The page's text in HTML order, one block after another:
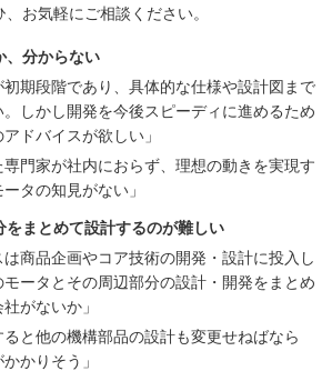
お気軽にご相談ください。
、分からない
初期段階であり、具体的な仕様や設計図まで
しかし開発を今後スピーディに進めるため
ドバイスが欲しい」
専門家が社内におらず、理想の動きを実現す
タの知見がない」
をまとめて設計するのが難しい
は商品企画やコア技術の開発・設計に投入し
ータとその周辺部分の設計・開発をまとめ
がないか」
ると他の機構部品の設計も変更せねばなら
かりそう」